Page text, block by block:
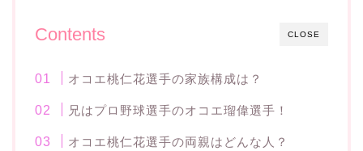
CLOSE
Contents
オコエ桃仁花選手の家族構成は？
兄はプロ野球選手のオコエ瑠偉選手！
オコエ桃仁花選手の両親はどんな人？